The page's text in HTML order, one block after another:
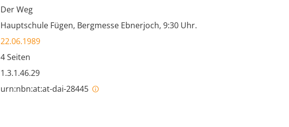
Der Weg
Hauptschule Fügen, Bergmesse Ebnerjoch, 9:30 Uhr.
22.06.1989
4 Seiten
1.3.1.46.29
urn:nbn:at:at-dai-28445